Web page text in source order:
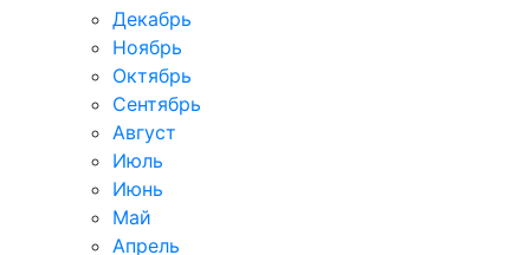
Декабрь
Ноябрь
Октябрь
Сентябрь
Август
Июль
Июнь
Май
Апрель